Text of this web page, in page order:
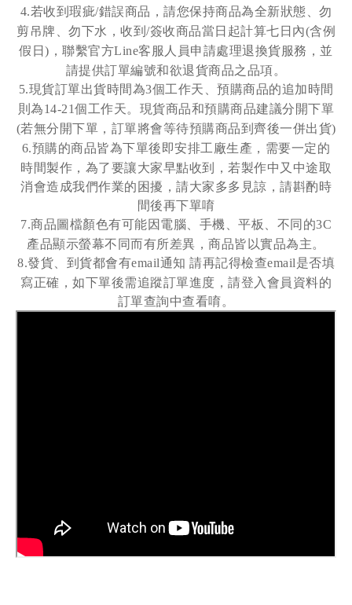
4.若收到瑕疵/錯誤商品，請您保持商品為全新狀態、勿
剪吊牌、勿下水，收到/簽收商品當日起計算七日內(含例
假日) ，聯繫官方Line客服人員申請處理退換貨服務，並
請提供訂單編號和欲退貨商品之品項。
5.現貨訂單出貨時間為3個工作天、預購商品的追加時間
則為14-21個工作天。現貨商品和預購商品建議分開下單
(若無分開下單，訂單將會等待預購商品到齊後一併出貨)
6.預購的商品皆為下單後即安排工廠生產，需要一定的
時間製作，為了要讓大家早點收到，若製作中又中途取
消會造成我們作業的困擾，請大家多多見諒，請斟酌時
間後再下單唷
7.商品圖檔顏色有可能因電腦、手機、平板、不同的3C
產品顯示螢幕不同而有所差異，商品皆以實品為主。
8.發貨、到貨都會有email通知 請再記得檢查email是否填
寫正確，如下單後需追蹤訂單進度，請登入會員資料的
訂單查詢中查看唷。